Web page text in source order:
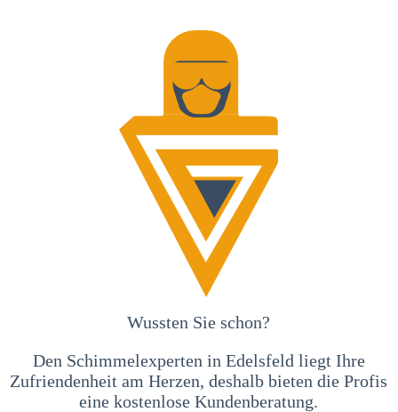
Wussten Sie schon?
Den Schimmelexperten in Edelsfeld liegt Ihre
Zufriendenheit am Herzen, deshalb bieten die Profis
eine kostenlose Kundenberatung.